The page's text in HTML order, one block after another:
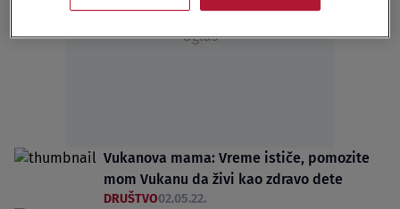
Oglas
Vukanova mama: Vreme ističe, pomozite
mom Vukanu da živi kao zdravo dete
DRUŠTVO02.05.22.